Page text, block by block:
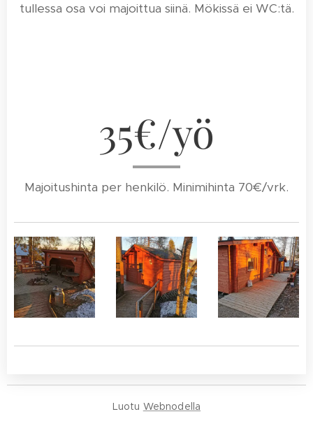
tullessa osa voi majoittua siinä. Mökissä ei WC:tä.
35€/yö
Majoitushinta per henkilö. Minimihinta 70€/vrk.
Luotu Webnodella